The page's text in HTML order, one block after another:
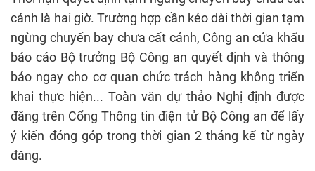
cánh là hai giờ. Trường hợp cần kéo dài thời gian tạm
ngừng chuyến bay chưa cất cánh, Công an cửa khẩu
báo cáo Bộ trưởng Bộ Công an quyết định và thông
báo ngay cho cơ quan chức trách hàng không triển
khai thực hiện... Toàn văn dự thảo Nghị định được
đăng trên Cổng Thông tin điện tử Bộ Công an để lấy
ý kiến đóng góp trong thời gian 2 tháng kể từ ngày
đăng.